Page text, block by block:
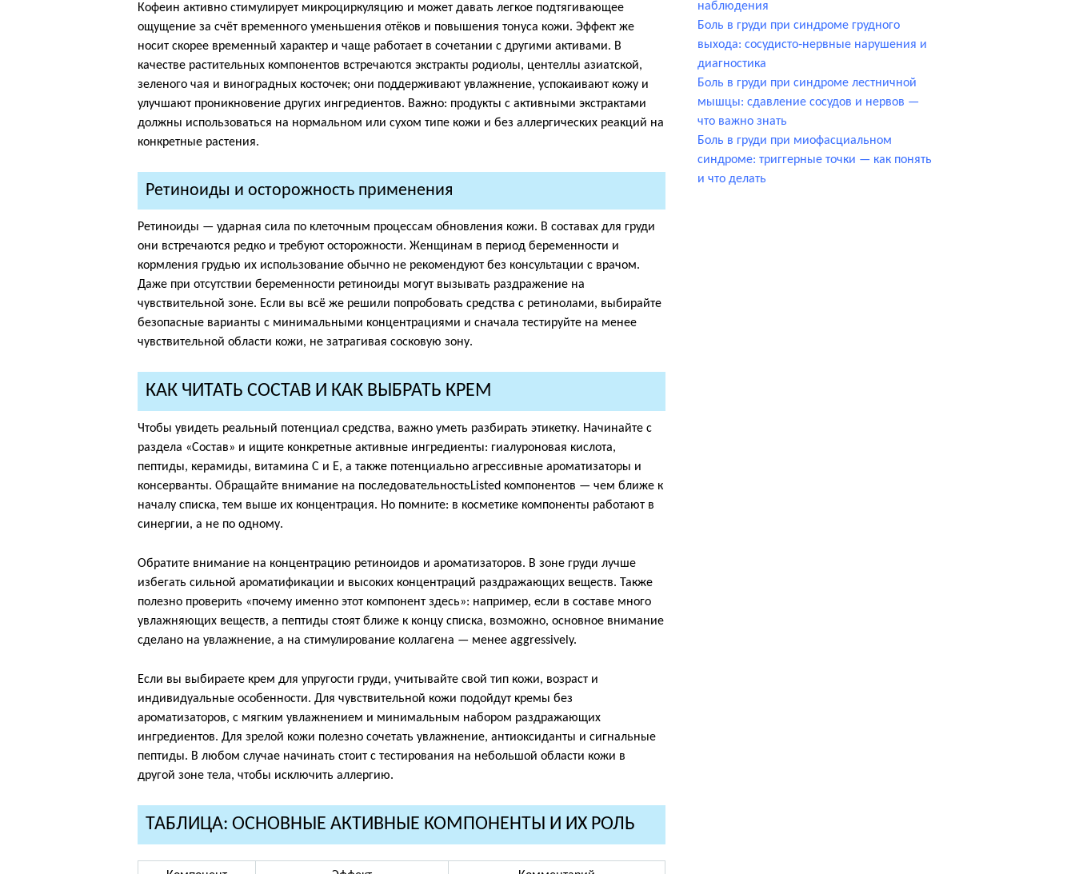
Кофеин активно стимулирует микроциркуляцию и может давать легкое подтягивающее
ощущение за счёт временного уменьшения отёков и повышения тонуса кожи. Эффект же
носит скорее временный характер и чаще работает в сочетании с другими активами. В
качестве растительных компонентов встречаются экстракты родиолы, центеллы азиатской,
зеленого чая и виноградных косточек; они поддерживают увлажнение, успокаивают кожу и
улучшают проникновение других ингредиентов. Важно: продукты с активными экстрактами
должны использоваться на нормальном или сухом типе кожи и без аллергических реакций на
конкретные растения.
Ретиноиды и осторожность применения
Ретиноиды — ударная сила по клеточным процессам обновления кожи. В составах для груди
они встречаются редко и требуют осторожности. Женщинам в период беременности и
кормления грудью их использование обычно не рекомендуют без консультации с врачом.
Даже при отсутствии беременности ретиноиды могут вызывать раздражение на
чувствительной зоне. Если вы всё же решили попробовать средства с ретинолами, выбирайте
безопасные варианты с минимальными концентрациями и сначала тестируйте на менее
чувствительной области кожи, не затрагивая сосковую зону.
КАК ЧИТАТЬ СОСТАВ И КАК ВЫБРАТЬ КРЕМ
Чтобы увидеть реальный потенциал средства, важно уметь разбирать этикетку. Начинайте с
раздела «Состав» и ищите конкретные активные ингредиенты: гиалуроновая кислота,
пептиды, керамиды, витамина C и E, а также потенциально агрессивные ароматизаторы и
консерванты. Обращайте внимание на последовательностьListed компонентов — чем ближе к
началу списка, тем выше их концентрация. Но помните: в косметике компоненты работают в
синергии, а не по одному.
Обратите внимание на концентрацию ретиноидов и ароматизаторов. В зоне груди лучше
избегать сильной ароматификации и высоких концентраций раздражающих веществ. Также
полезно проверить «почему именно этот компонент здесь»: например, если в составе много
увлажняющих веществ, а пептиды стоят ближе к концу списка, возможно, основное внимание
сделано на увлажнение, а на стимулирование коллагена — менее aggressively.
Если вы выбираете крем для упругости груди, учитывайте свой тип кожи, возраст и
индивидуальные особенности. Для чувствительной кожи подойдут кремы без
ароматизаторов, с мягким увлажнением и минимальным набором раздражающих
ингредиентов. Для зрелой кожи полезно сочетать увлажнение, антиоксиданты и сигнальные
пептиды. В любом случае начинать стоит с тестирования на небольшой области кожи в
другой зоне тела, чтобы исключить аллергию.
ТАБЛИЦА: ОСНОВНЫЕ АКТИВНЫЕ КОМПОНЕНТЫ И ИХ РОЛЬ
наблюдения
Боль в груди при синдроме грудного
выхода: сосудисто‑нервные нарушения и
диагностика
Боль в груди при синдроме лестничной
мышцы: сдавление сосудов и нервов —
что важно знать
Боль в груди при миофасциальном
синдроме: триггерные точки — как понять
и что делать